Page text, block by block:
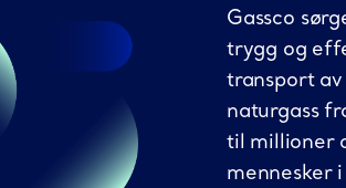
Gassco
trygg og
transport av
naturgass
til millioner
mennesker i